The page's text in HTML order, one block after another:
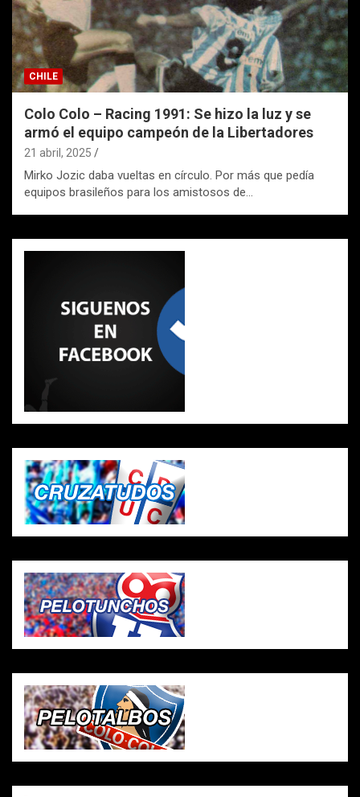
CHILE
Colo Colo – Racing 1991: Se hizo la luz y se
armó el equipo campeón de la Libertadores
21 abril, 2025
Mirko Jozic daba vueltas en círculo. Por más que pedía
equipos brasileños para los amistosos de…